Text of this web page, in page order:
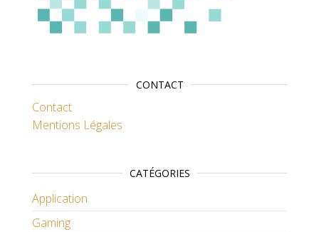
CONTACT
Contact
Mentions Légales
CATÉGORIES
Application
Gaming